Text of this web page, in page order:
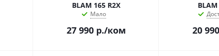
BLAM 165 R2X
Мало
27 990р./ком
BLAM
20 990